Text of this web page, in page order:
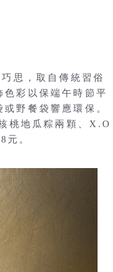
思，取自傳統習俗
彩以保端午時節平
野餐袋響應環保。
桃地瓜粽兩顆、X.O
元。